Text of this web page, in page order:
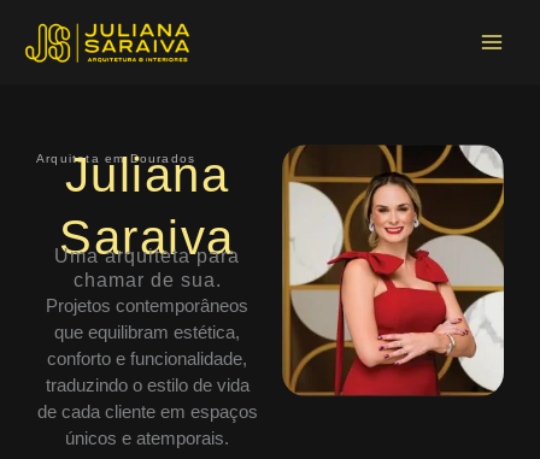
Arquiteta em Dourados
Juliana
Saraiva
Uma arquiteta para
chamar de sua.
Projetos contemporâneos
que equilibram estética,
conforto e funcionalidade,
traduzindo o estilo de vida
de cada cliente em espaços
únicos e atemporais.